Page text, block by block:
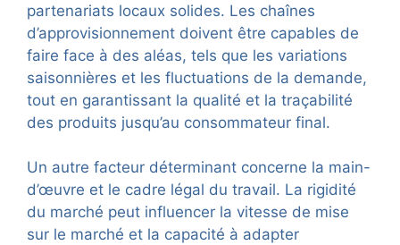
partenariats locaux solides. Les chaînes
d’approvisionnement doivent être capables de
faire face à des aléas, tels que les variations
saisonnières et les fluctuations de la demande,
tout en garantissant la qualité et la traçabilité
des produits jusqu’au consommateur final.
Un autre facteur déterminant concerne la main-
d’œuvre et le cadre légal du travail. La rigidité
du marché peut influencer la vitesse de mise
sur le marché et la capacité à adapter